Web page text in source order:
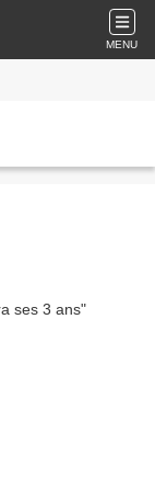
MENU